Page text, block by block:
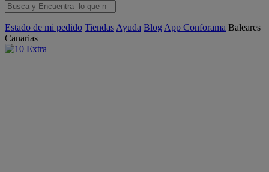
Estado de mi pedido Tiendas Ayuda Blog App Conforama Baleares
Canarias